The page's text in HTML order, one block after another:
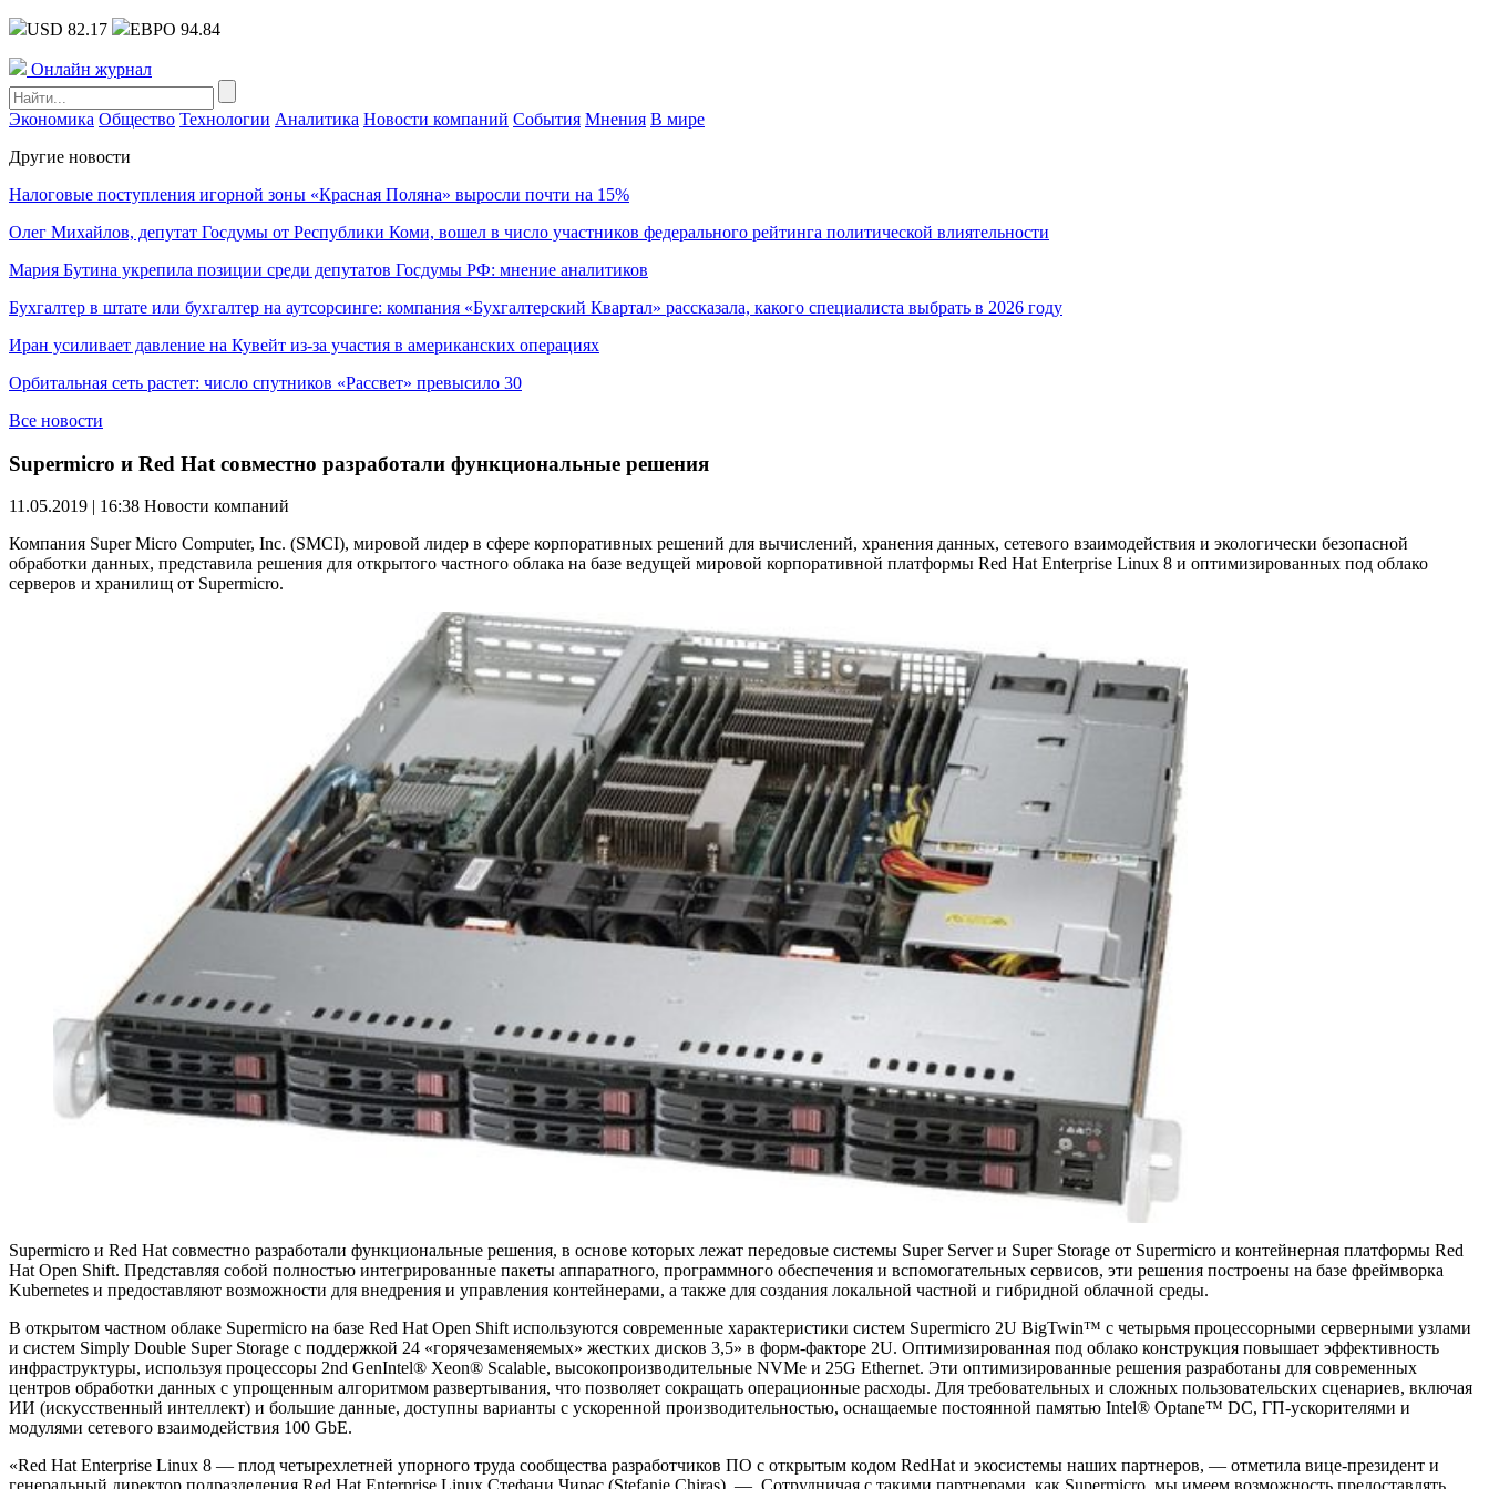
USD 82.17 ЕВРО 94.84
Онлайн журнал
Экономика Общество Технологии Аналитика Новости компаний События Мнения В мире
Другие новости
Налоговые поступления игорной зоны «Красная Поляна» выросли почти на 15%
Олег Михайлов, депутат Госдумы от Республики Коми, вошел в число участников федерального рейтинга политической влиятельности
Мария Бутина укрепила позиции среди депутатов Госдумы РФ: мнение аналитиков
Бухгалтер в штате или бухгалтер на аутсорсинге: компания «Бухгалтерский Квартал» рассказала, какого специалиста выбрать в 2026 году
Иран усиливает давление на Кувейт из-за участия в американских операциях
Орбитальная сеть растет: число спутников «Рассвет» превысило 30
Все новости
Supermicro и Red Hat совместно разработали функциональные решения
11.05.2019 | 16:38 Новости компаний
Компания Super Micro Computer, Inc. (SMCI), мировой лидер в сфере корпоративных решений для вычислений, хранения данных, сетевого взаимодействия и экологически безопасной
обработки данных, представила решения для открытого частного облака на базе ведущей мировой корпоративной платформы Red Hat Enterprise Linux 8 и оптимизированных под облако
серверов и хранилищ от Supermicro.
Supermicro и Red Hat совместно разработали функциональные решения, в основе которых лежат передовые системы Super Server и Super Storage от Supermicro и контейнерная платформы Red
Hat Open Shift. Представляя собой полностью интегрированные пакеты аппаратного, программного обеспечения и вспомогательных сервисов, эти решения построены на базе фреймворка
Kubernetes и предоставляют возможности для внедрения и управления контейнерами, а также для создания локальной частной и гибридной облачной среды.
В открытом частном облаке Supermicro на базе Red Hat Open Shift используются современные характеристики систем Supermicro 2U BigTwin™ с четырьмя процессорными серверными узлами
и систем Simply Double Super Storage с поддержкой 24 «горячезаменяемых» жестких дисков 3,5» в форм-факторе 2U. Оптимизированная под облако конструкция повышает эффективность
инфраструктуры, используя процессоры 2nd GenIntel® Xeon® Scalable, высокопроизводительные NVMe и 25G Ethernet. Эти оптимизированные решения разработаны для современных
центров обработки данных с упрощенным алгоритмом развертывания, что позволяет сокращать операционные расходы. Для требовательных и сложных пользовательских сценариев, включая
ИИ (искусственный интеллект) и большие данные, доступны варианты с ускоренной производительностью, оснащаемые постоянной памятью Intel® Optane™ DC, ГП-ускорителями и
модулями сетевого взаимодействия 100 GbE.
«Red Hat Enterprise Linux 8 — плод четырехлетней упорного труда сообщества разработчиков ПО с открытым кодом RedHat и экосистемы наших партнеров, — отметила вице-президент и
генеральный директор подразделения Red Hat Enterprise Linux Стефани Чирас (Stefanie Chiras). — Сотрудничая с такими партнерами, как Supermicro, мы имеем возможность предоставлять